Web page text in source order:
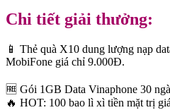
Chi tiết giải thưởng:
📱 Thẻ quà X10 dung lượng nạp
MobiFone giá chỉ 9.000Đ.
🆓 Gói 1GB Data Vinaphone 30
🔥 HOT: 100 bao lì xì tiền mặt trị